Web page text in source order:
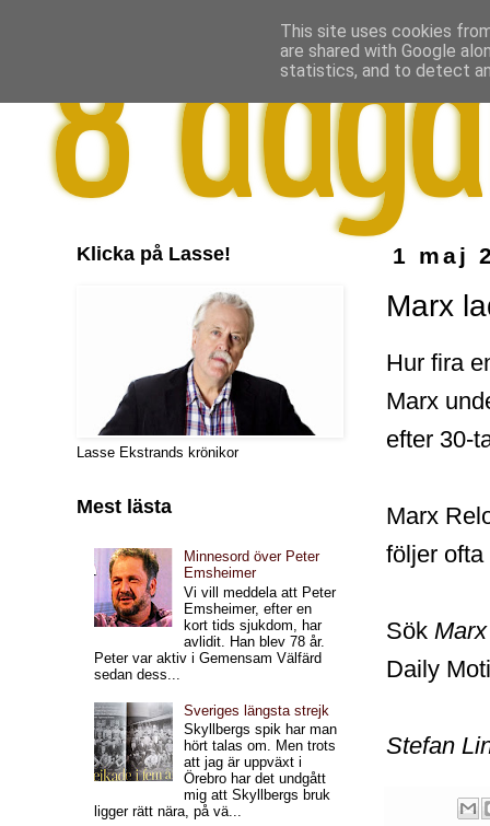
1 maj
Marx
Hur fira
Marx
efter 30-
Marx
följer
Sök
Daily
Stefan
Klicka på Lasse!
Lasse Ekstrands krönikor
Mest lästa
Minnesord över Peter
Emsheimer
Vi vill meddela att Peter
Emsheimer, efter en
kort tids sjukdom, har
avlidit. Han blev 78 år.
Peter var aktiv i Gemensam Välfärd
sedan dess...
Sveriges längsta strejk
Skyllbergs spik har man
hört talas om. Men trots
att jag är uppväxt i
Örebro har det undgått
mig att Skyllbergs bruk
ligger rätt nära, på vä...
This site uses cookies
are shared with Google
statistics, and to detect